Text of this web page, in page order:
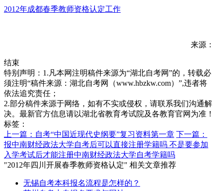
2012年成都春季教师资格认定工作
来源：
结束
特别声明：1.凡本网注明稿件来源为“湖北自考网”的，转载必
须注明“稿件来源：湖北自考网（www.hbzkw.com）”,违者将
依法追究责任；
2.部分稿件来源于网络，如有不实或侵权，请联系我们沟通解
决。最新官方信息请以湖北省教育考试院及各教育官网为准！
标签：
上一篇：自考“中国近现代史纲要”复习资料第一章 下一篇：
报中南财经政法大学自考后可以直接注册学籍吗 不是要参加
入学考试后才能注册中南财经政法大学自考学籍吗
"2012年四川开展春季教师资格认定" 相关文章推荐
无锡自考本科报名流程是怎样的？